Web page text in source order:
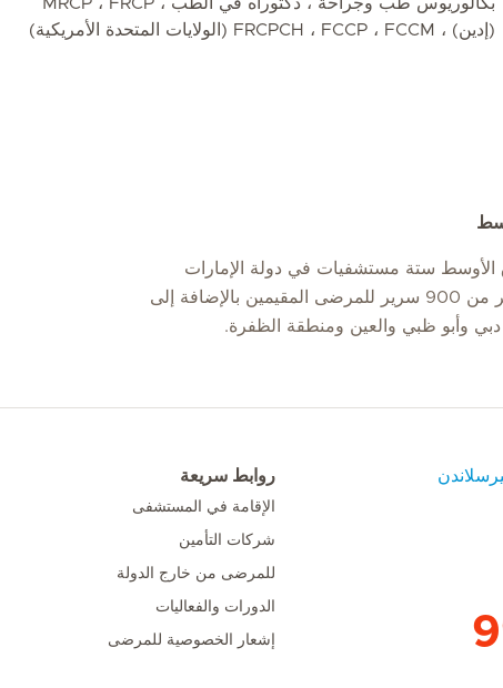
(إدين) ، FRCPCH ، FCCP ، FCCM (الولايات المتحدة الأمريكية)
الأوسط ستة مستشفيات في دولة الإمارات
العربية المتحدة مع أكثر من 900 سرير للمرضى المقيمين بالإضافة إلى
روابط سريعة
الإقامة في المستشفى
شركات التأمين
للمرضى من خارج الدولة
الدورات والفعاليات
إشعار الخصوصية للمرضى